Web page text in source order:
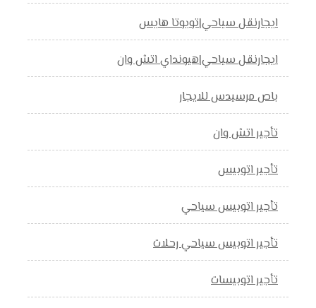
ايجارنقل سياحي|تويوتا هايس
ايجارنقل سياحي|هيونداي اتش وان
باص مرسيدس للايجار
تأجير اتش وان
تأجير اتوبيس
تأجير اتوبيس سياحي
تأجير اتوبيس سياحي رحلات
تأجير اتوبيسات